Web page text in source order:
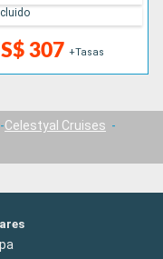
307 +Tasas
Celestyal Cruises